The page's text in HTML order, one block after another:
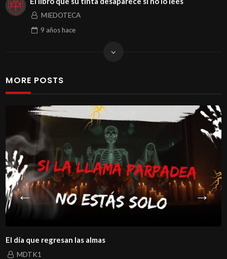
MIEDOTECA
9 añoshace
MORE POSTS
El día que regresan las almas
MDTK1